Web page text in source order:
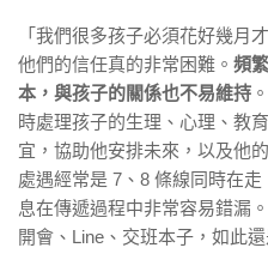
「我們很多孩子必須花好幾月
他們的信任真的非常困難。 頻
本，與孩子的關係也不易維持
時處理孩子的生理、心理、教
宜，協助他安排未來，以及他
處遇經常是 7、8 條線同時在
息在傳遞過程中非常容易錯漏
開會、Line、交班本子，如此還